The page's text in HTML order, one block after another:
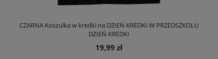
CZARNA Koszulka w kredki na DZIEŃ KREDKI W PRZEDSZKOLU
DZIEŃ KREDKI
19,99 zł